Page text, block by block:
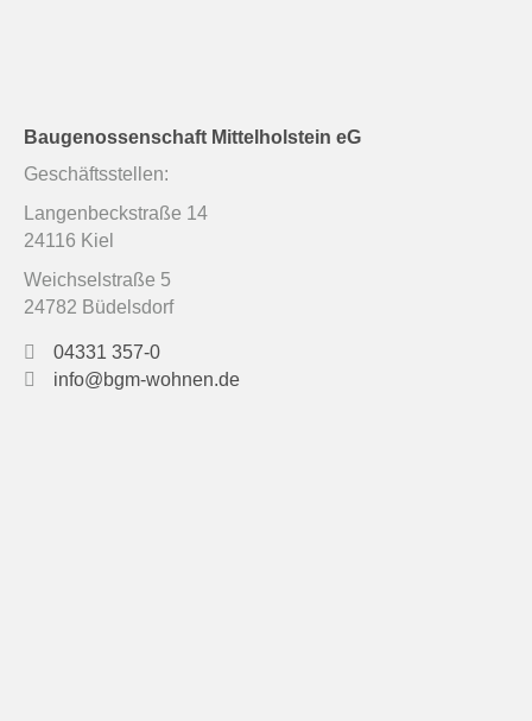
Baugenossenschaft Mittelholstein eG
Geschäftsstellen:
Langenbeckstraße 14
24116 Kiel
Weichselstraße 5
24782 Büdelsdorf
04331 357-0
info@bgm-wohnen.de